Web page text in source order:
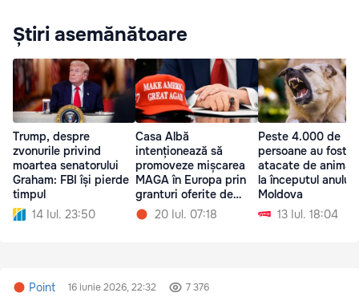
Știri asemănătoare
Trump, despre
zvonurile privind
moartea senatorului
Graham: FBI își pierde
timpul
14 Iul. 23:50
Casa Albă
intenționează să
promoveze mișcarea
MAGA în Europa prin
granturi oferite de
USAID20 Iul. 07:18
Peste 4.000 de
persoane au fost
atacate de
la începutul anului
Moldova
13 Iul. 18:04
Point 16 iunie 2026, 22:32 7 376